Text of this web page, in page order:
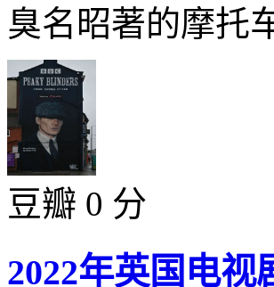
臭名昭著的摩托
豆瓣 0 分
2022年英国电视